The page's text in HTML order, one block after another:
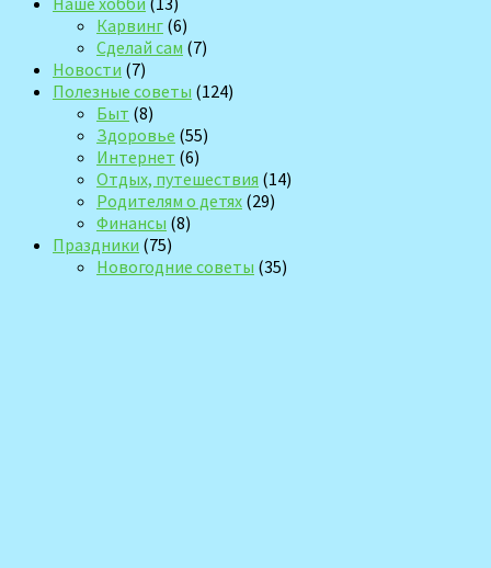
Карвинг (6)
Сделай сам (7)
Новости (7)
Полезные советы (124)
Быт (8)
Здоровье (55)
Интернет (6)
Отдых, путешествия (14)
Родителям о детях (29)
Финансы (8)
Праздники (75)
Новогодние советы (35)